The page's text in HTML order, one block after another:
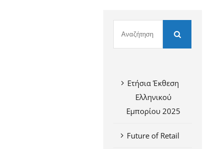
Ετήσια Έκθεση
Ελληνικού
Εμπορίου 2025
Future of Retail